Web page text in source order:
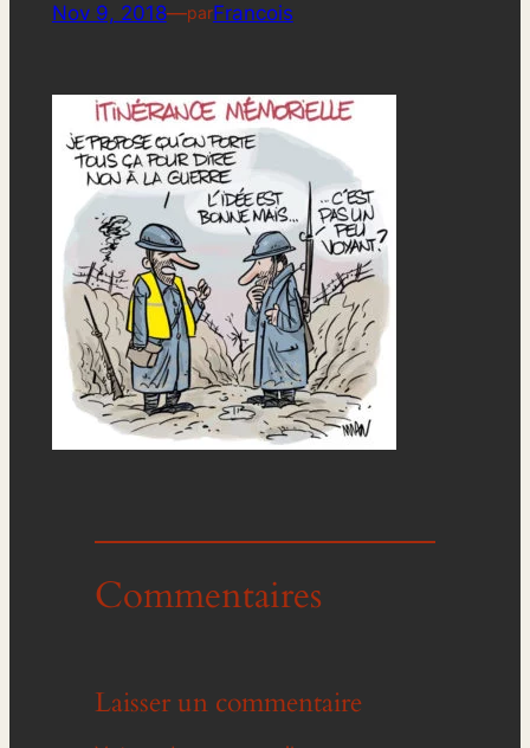
Nov 9, 2018—parFrancois
Commentaires
Laisser un commentaire